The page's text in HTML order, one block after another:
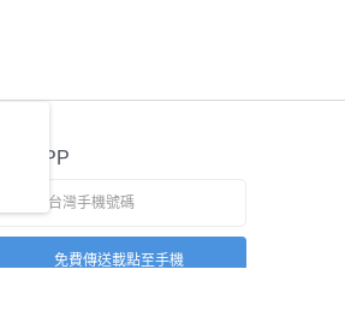
官方APP
免費傳送載點至手機